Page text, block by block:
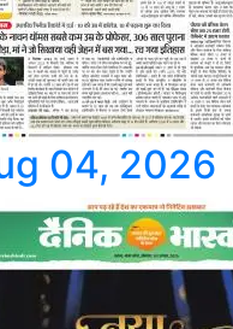
04, 2026